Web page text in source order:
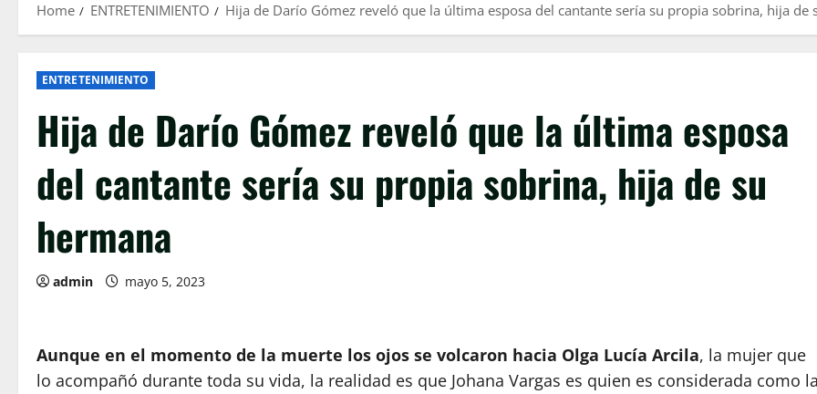
Home ENTRETENIMIENTO Hija de Darío Gómez reveló que la última esposa del cantante sería su propia sobrina, hija de
ENTRETENIMIENTO
Hija de Darío Gómez reveló que la última esposa
del cantante sería su propia sobrina, hija de su
hermana
admin mayo 5, 2023
Aunque en el momento de la muerte los ojos se volcaron hacia Olga Lucía Arcila, la mujer que
lo acompañó durante toda su vida, la realidad es que Johana Vargas es quien es considerada como